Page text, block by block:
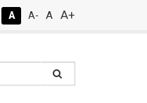
A A- A A+